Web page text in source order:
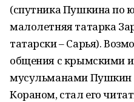
(спутника Пушкина по
малолетняя татарка
татарски – Сарья).
общения с крымскими
мусульманами Пушкин
Кораном, стал его